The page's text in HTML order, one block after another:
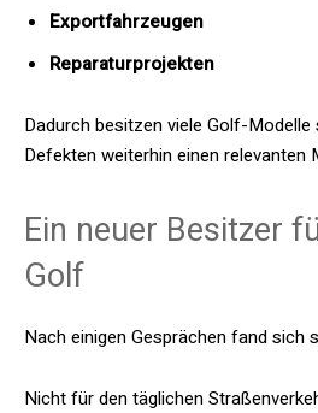
Exportfahrzeugen
Reparaturprojekten
Dadurch besitzen viele Golf-
Defekten weiterhin einen relevanten
Ein neuer Besitzer
Golf
Nach einigen Gesprächen fand sich
Nicht für den täglichen